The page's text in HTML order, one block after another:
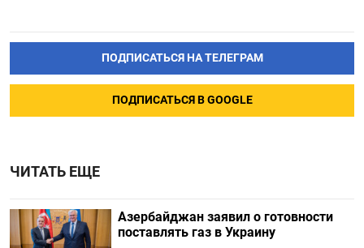
ПОДПИСАТЬСЯ НА ТЕЛЕГРАМ
ПОДПИСАТЬСЯ В GOOGLE
ЧИТАТЬ ЕЩЕ
Азербайджан заявил о готовности
поставлять газ в Украину